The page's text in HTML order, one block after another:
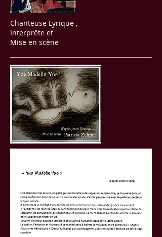
Chanteuse Lyrique ,
Interprête et
Mise en scène